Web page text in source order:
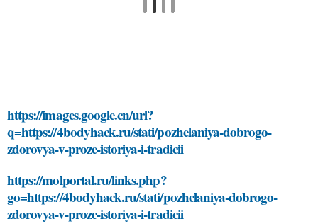
https://images.google.cn/url?
q=https://4bodyhack.ru/stati/pozhelaniya-dobrogo-
zdorovya-v-proze-istoriya-i-tradicii
https://molportal.ru/links.php?
go=https://4bodyhack.ru/stati/pozhelaniya-dobrogo-
zdorovya-v-proze-istoriya-i-tradicii